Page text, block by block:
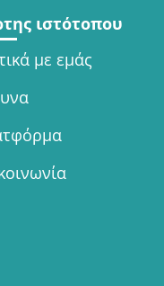
ιστότοπου
με εμάς